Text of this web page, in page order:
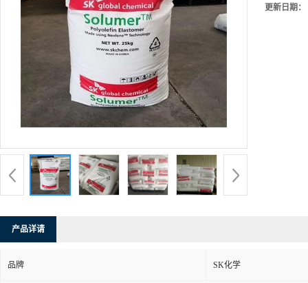
更新日期：
产品详请
品牌 SK化学